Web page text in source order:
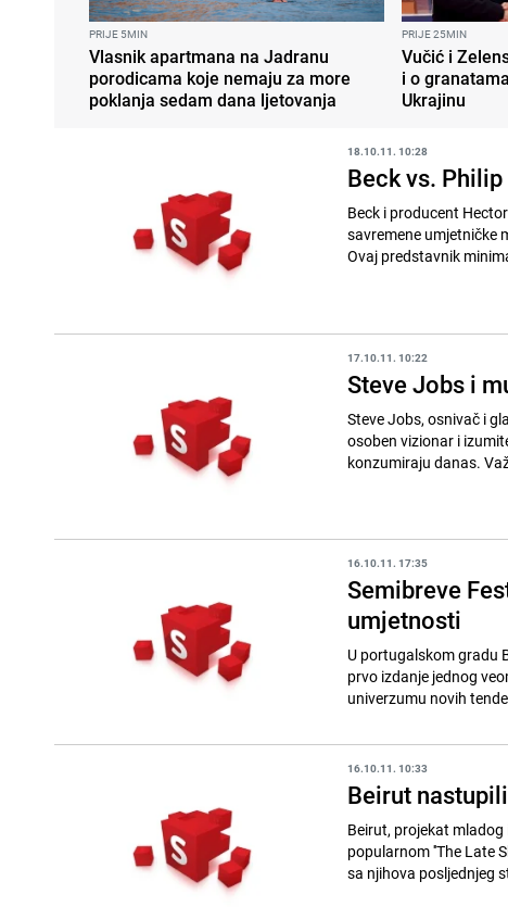
PRIJE 5MIN
Vlasnik apartmana na Jadranu
porodicama koje nemaju za more
poklanja sedam dana ljetovanja
PRIJE 25MIN
Vučić i
i o
Ukrajinu
18.10.11. 10:28
Beck vs. Philip
Beck i producent
savremene umjetničke
Ovaj predstavnik
17.10.11. 10:22
Steve Jobs i
Steve Jobs, osnivač i
osoben vizionar i
konzumiraju danas.
16.10.11. 17:35
Semibreve
umjetnosti
U portugalskom gradu
prvo izdanje jednog veoma osobenog festivala. U
univerzumu novih
16.10.11. 10:33
Beirut
Beirut, projekat
popularnom ''The Late Show
sa njihova posljednjeg